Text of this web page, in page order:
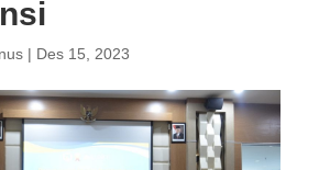
| Des 15, 2023